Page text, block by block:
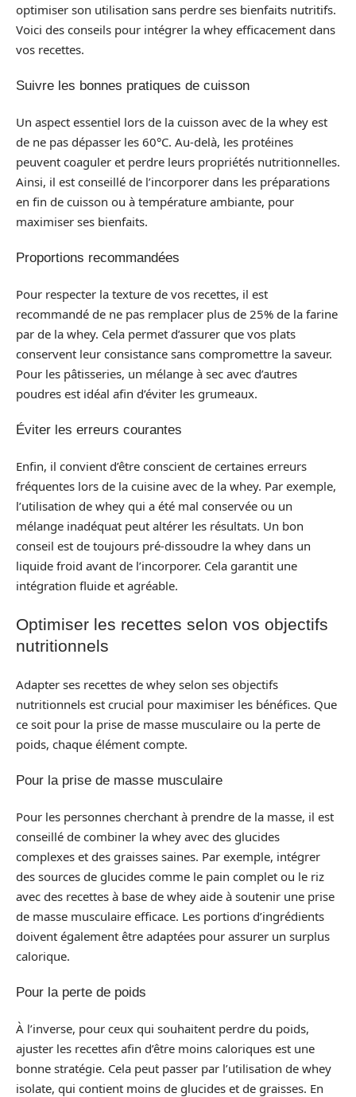
optimiser son utilisation sans perdre ses bienfaits nutritifs.
Voici des conseils pour intégrer la whey efficacement dans
vos recettes.
Suivre les bonnes pratiques de cuisson
Un aspect essentiel lors de la cuisson avec de la whey est
de ne pas dépasser les 60°C. Au-delà, les protéines
peuvent coaguler et perdre leurs propriétés nutritionnelles.
Ainsi, il est conseillé de l’incorporer dans les préparations
en fin de cuisson ou à température ambiante, pour
maximiser ses bienfaits.
Proportions recommandées
Pour respecter la texture de vos recettes, il est
recommandé de ne pas remplacer plus de 25% de la farine
par de la whey. Cela permet d’assurer que vos plats
conservent leur consistance sans compromettre la saveur.
Pour les pâtisseries, un mélange à sec avec d’autres
poudres est idéal afin d’éviter les grumeaux.
Éviter les erreurs courantes
Enfin, il convient d’être conscient de certaines erreurs
fréquentes lors de la cuisine avec de la whey. Par exemple,
l’utilisation de whey qui a été mal conservée ou un
mélange inadéquat peut altérer les résultats. Un bon
conseil est de toujours pré-dissoudre la whey dans un
liquide froid avant de l’incorporer. Cela garantit une
intégration fluide et agréable.
Optimiser les recettes selon vos objectifs
nutritionnels
Adapter ses recettes de whey selon ses objectifs
nutritionnels est crucial pour maximiser les bénéfices. Que
ce soit pour la prise de masse musculaire ou la perte de
poids, chaque élément compte.
Pour la prise de masse musculaire
Pour les personnes cherchant à prendre de la masse, il est
conseillé de combiner la whey avec des glucides
complexes et des graisses saines. Par exemple, intégrer
des sources de glucides comme le pain complet ou le riz
avec des recettes à base de whey aide à soutenir une prise
de masse musculaire efficace. Les portions d’ingrédients
doivent également être adaptées pour assurer un surplus
calorique.
Pour la perte de poids
À l’inverse, pour ceux qui souhaitent perdre du poids,
ajuster les recettes afin d’être moins caloriques est une
bonne stratégie. Cela peut passer par l’utilisation de whey
isolate, qui contient moins de glucides et de graisses. En